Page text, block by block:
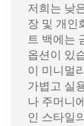
저희는 낮
장 및 개인
트 백에는
옵션이 있
이 미니멀
가볍고 실
나 주머니
인 스타일